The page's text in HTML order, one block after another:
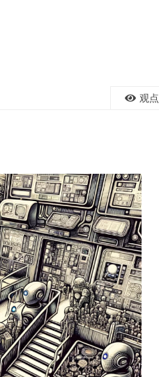
观点